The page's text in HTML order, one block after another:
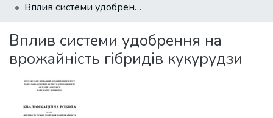
Statistics
Вплив системи удобрення на врожайність гібридів кукурудзи
Вплив системи удобрення на
врожайність гібридів кукурудзи